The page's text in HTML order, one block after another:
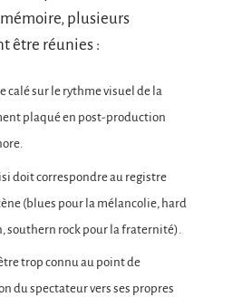
plusieurs
être réunies :
calé sur le rythme visuel de la
plaqué en post-production
doit correspondre au registre
(blues pour la mélancolie, hard
southern rock pour la fraternité).
trop connu au point de
du spectateur vers ses propres